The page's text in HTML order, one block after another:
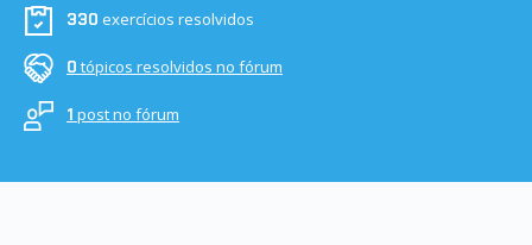
330 exercícios resolvidos
0 tópicos resolvidos no fórum
1 post no fórum